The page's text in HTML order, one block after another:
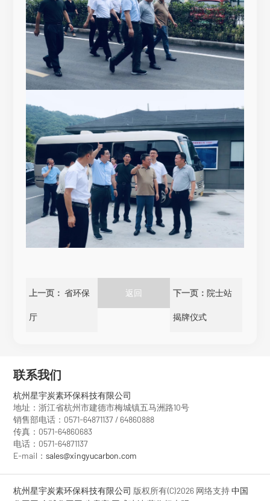
上一页： 省环保
厅
返回 下一页：院士站
揭牌仪式
联系我们
杭州星宇炭素环保科技有限公司
地址：浙江省杭州市建德市梅城镇五马洲路10号
销售部电话：0571-64871137 / 64860888
传真：0571-64860683
电话：0571-64871137
E-mail：sales@xingyucarbon.com
杭州星宇炭素环保科技有限公司 版权所有(C)2026 网络支持 中国